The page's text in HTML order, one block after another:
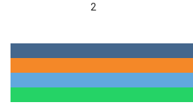
2